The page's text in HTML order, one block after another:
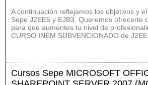
A continuación reflejamos los objetivos y
Sepe J2EE5 y EJB3. Queremos ofrecerte
para que aumentes tu nivel de
CURSO INEM SUBVENCIONADO de
Cursos Sepe MICROSOFT